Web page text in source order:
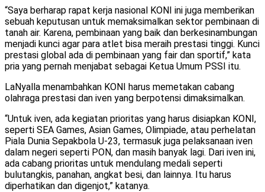
“Saya berharap rapat kerja nasional KONI ini juga memberikan
sebuah keputusan untuk memaksimalkan sektor pembinaan di
tanah air. Karena, pembinaan yang baik dan berkesinambungan
menjadi kunci agar para atlet bisa meraih prestasi tinggi. Kunci
prestasi global ada di pembinaan yang fair dan sportif,” kata
pria yang pernah menjabat sebagai Ketua Umum PSSI itu.
LaNyalla menambahkan KONI harus memetakan cabang
olahraga prestasi dan iven yang berpotensi dimaksimalkan.
“Untuk iven, ada kegiatan prioritas yang harus disiapkan KONI,
seperti SEA Games, Asian Games, Olimpiade, atau perhelatan
Piala Dunia Sepakbola U-23, termasuk juga pelaksanaan iven
dalam negeri seperti PON, dan masih banyak lagi. Dari iven ini,
ada cabang prioritas untuk mendulang medali seperti
bulutangkis, panahan, angkat besi, dan lainnya. Itu harus
diperhatikan dan digenjot,” katanya.